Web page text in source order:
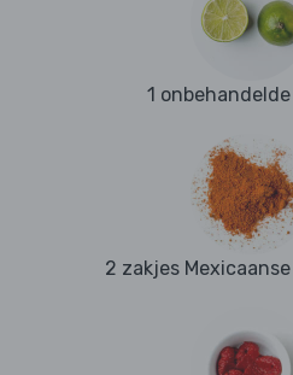
1
2 zakjes